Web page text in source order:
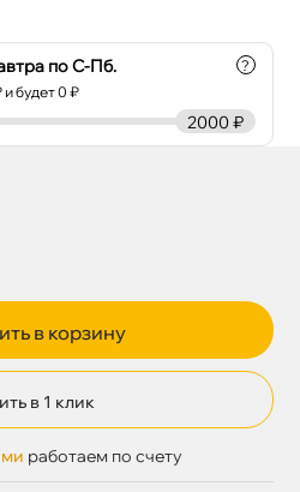
по С-Пб.
и будет 0 ₽
?
2000 ₽
в корзину
в 1 клик
работаем по счету